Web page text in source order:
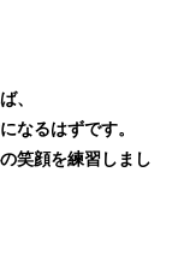
、
なるはずです。
笑顔を練習しまし